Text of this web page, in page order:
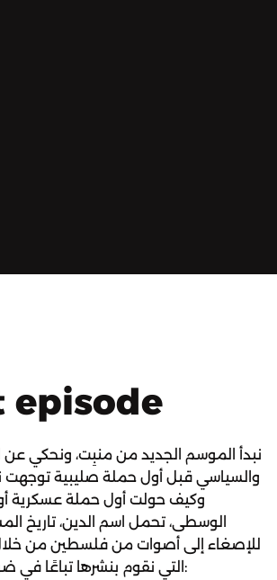
episode
نبدأ الموسم الجديد من منبِت، ونحكي عن
والسياسي قبل أول حملة صليبية توجهت
وكيف حولت أول حملة عسكرية
الوسطى، تحمل اسم الدين، تاريخ
للإصغاء إلى أصوات من فلسطين من
التي نقوم بنشرها تباعًا في